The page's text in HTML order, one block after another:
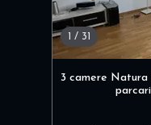
1 / 31
3 camere Natura